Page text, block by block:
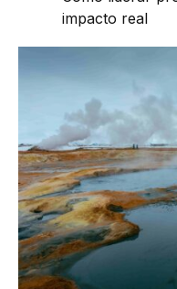
impacto real